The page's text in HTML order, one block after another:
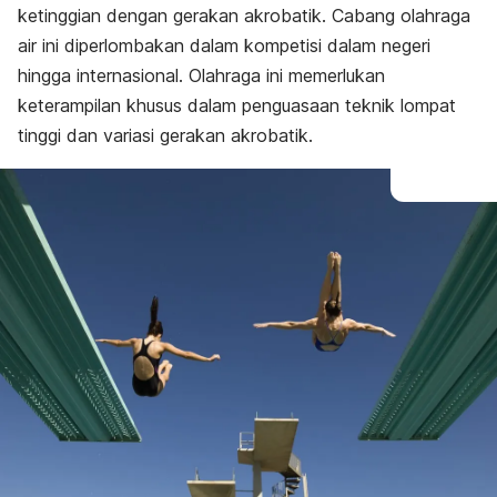
Manfaat
ketinggian dengan gerakan akrobatik. Cabang olahraga
air ini diperlombakan dalam kompetisi dalam negeri
hingga internasional. Olahraga ini memerlukan
keterampilan khusus dalam penguasaan teknik lompat
tinggi dan variasi gerakan akrobatik.